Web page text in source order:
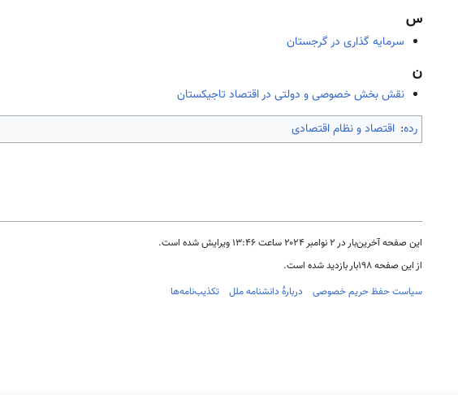
س
سرمایه گذاری در گرجستان
ن
نقش بخش خصوصی و دولتی در اقتصاد تاجیکستان
رده: اقتصاد و نظام اقتصادی
این صفحه آخرین‌بار در ‏۲ نوامبر ۲۰۲۴ ساعت ‏۱۳:۴۶ ویرایش شده است.
از این صفحه ۱۹۸بار بازدید شده است.
سیاست حفظ حریم خصوصی
دربارهٔ دانشنامه ملل تکذیب‌نامه‌ها